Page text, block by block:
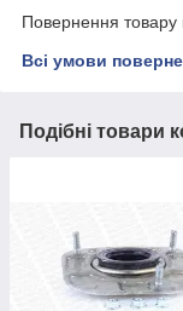
Повернення товару
Всі умови
Подібні товари